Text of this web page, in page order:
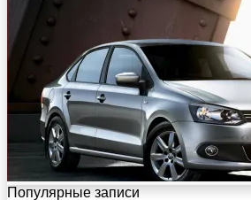
Популярные записи